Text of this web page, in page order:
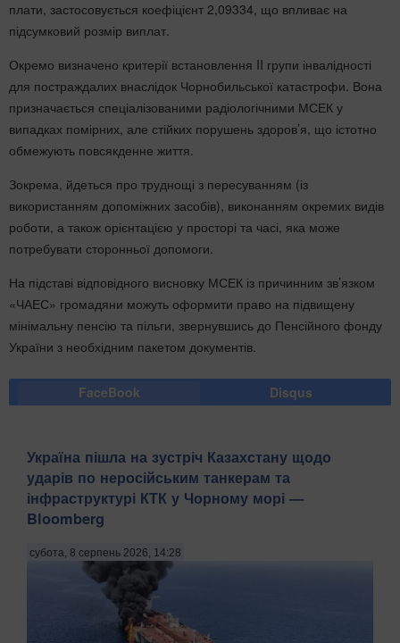
плати, застосовується коефіцієнт 2,09334, що впливає на
підсумковий розмір виплат.
Окремо визначено критерії встановлення II групи інвалідності
для постраждалих внаслідок Чорнобильської катастрофи. Вона
призначається спеціалізованими радіологічними МСЕК у
випадках помірних, але стійких порушень здоров’я, що істотно
обмежують повсякденне життя.
Зокрема, йдеться про труднощі з пересуванням (із
використанням допоміжних засобів), виконанням окремих видів
роботи, а також орієнтацією у просторі та часі, яка може
потребувати сторонньої допомоги.
На підставі відповідного висновку МСЕК із причинним зв’язком
«ЧАЕС» громадяни можуть оформити право на підвищену
мінімальну пенсію та пільги, звернувшись до Пенсійного фонду
України з необхідним пакетом документів.
FaceBook Disqus
Україна пішла на зустріч Казахстану щодо
ударів по неросійським танкерам та
інфраструктурі КТК у Чорному морі —
Bloomberg
субота, 8 серпень 2026, 14:28